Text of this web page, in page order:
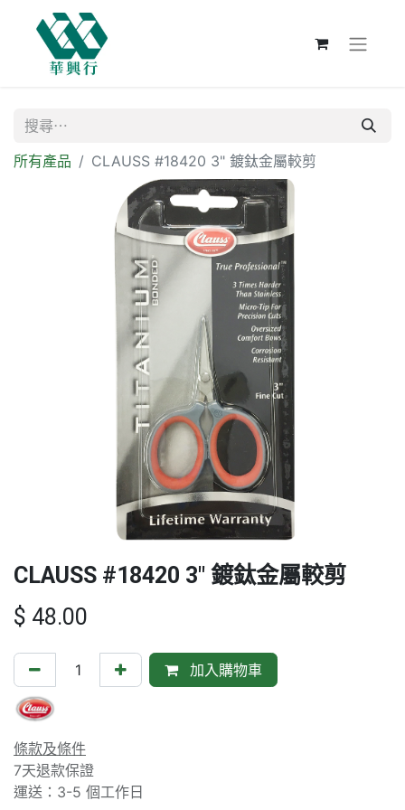
所有產品 CLAUSS #18420 3" 鍍鈦金屬較剪
CLAUSS #18420 3" 鍍鈦金屬較剪
$ 48.00
加入購物車
條款及條件
7天退款保證
運送：3-5 個工作日